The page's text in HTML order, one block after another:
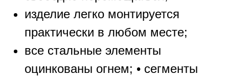
изделие легко монтируется
практически в любом месте;
все стальные элементы
оцинкованы огнем; • сегменты